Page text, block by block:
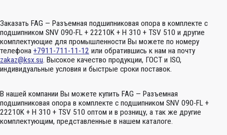
Заказать FAG — Разъемная подшипниковая опора в комплекте с
подшипником SNV 090-FL + 22210K + H 310 + TSV 510 и другие
комплектующие для промышленности Вы можете по номеру
телефона +7911-711-11-12 или обратившись к нам на почту
zakaz@ksx.su. Высокое качество продукции, ГОСТ и ISO,
индивидуальные условия и быстрые сроки поставок.
В нашей компании Вы можете купить FAG — Разъемная
подшипниковая опора в комплекте с подшипником SNV 090-FL +
22210K + H 310 + TSV 510 оптом и в розницу, а так же другие
комплектующим, представленные в нашем каталоге.